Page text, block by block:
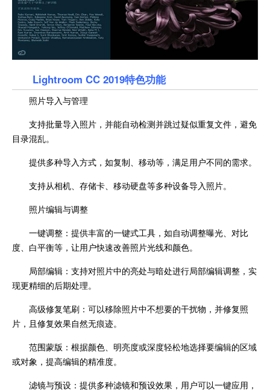
Lightroom CC 2019特色功能
照片导入与管理
支持批量导入照片，并能自动检测并跳过疑似重复文件，避免
目录混乱。
提供多种导入方式，如复制、移动等，满足用户不同的需求。
支持从相机、存储卡、移动硬盘等多种设备导入照片。
照片编辑与调整
一键调整：提供丰富的一键式工具，如自动调整曝光、对比
度、白平衡等，让用户快速改善照片光线和颜色。
局部编辑：支持对照片中的亮处与暗处进行局部编辑调整，实
现更精细的后期处理。
高级修复笔刷：可以移除照片中不想要的干扰物，并修复照
片，且修复效果自然无痕迹。
范围蒙版：根据颜色、明亮度或深度轻松地选择要编辑的区域
或对象，提高编辑的精准度。
滤镜与预设：提供多种滤镜和预设效果，用户可以一键应用，